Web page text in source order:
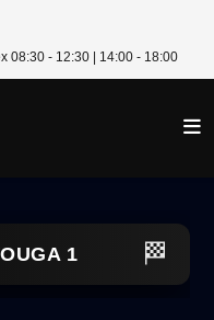
08:30 - 12:30 | 14:00 - 18:00
1 🏁